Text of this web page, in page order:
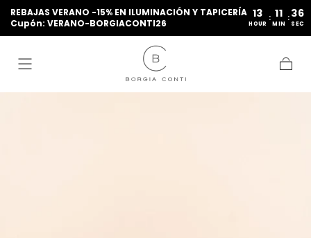
IR AL
CONTENIDO
REBAJAS VERANO -15% EN ILUMINACIÓN Y TAPICERÍA
Cupón: VERANO-BORGIACONTI26
13
HOUR
: 11
MIN
: 36
SEC